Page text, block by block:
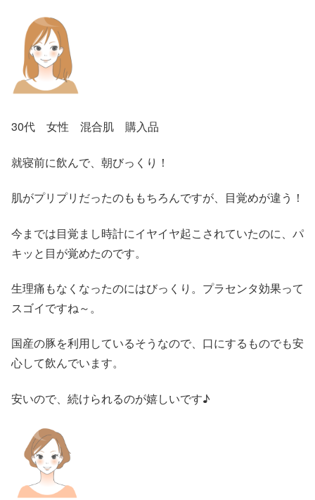
30代 女性 混合肌 購入品
就寝前に飲んで、朝びっくり！
肌がプリプリだったのももちろんですが、目覚めが違う！
今までは目覚まし時計にイヤイヤ起こされていたのに、パ
キッと目が覚めたのです。
生理痛もなくなったのにはびっくり。プラセンタ効果って
スゴイですね～。
国産の豚を利用しているそうなので、口にするものでも安
心して飲んでいます。
安いので、続けられるのが嬉しいです♪